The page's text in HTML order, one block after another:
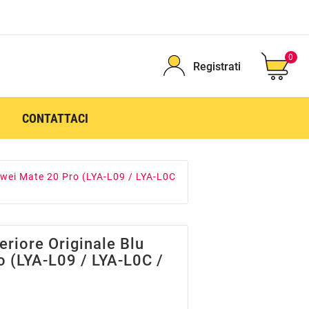
Registrati
0
CONTATTACI
Mate 20 Pro (LYA-L09 / LYA-L0C
Originale Blu
L09 / LYA-L0C /